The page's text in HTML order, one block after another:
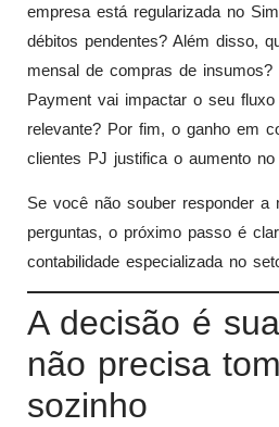
empresa está regularizada no
débitos pendentes? Além disso,
mensal de compras de
Payment vai impactar o seu
relevante? Por fim, o ganho em
clientes PJ justifica o aumento
Se você não souber responder a
perguntas, o próximo passo é
contabilidade especializada no
A decisão é
não precisa
sozinho